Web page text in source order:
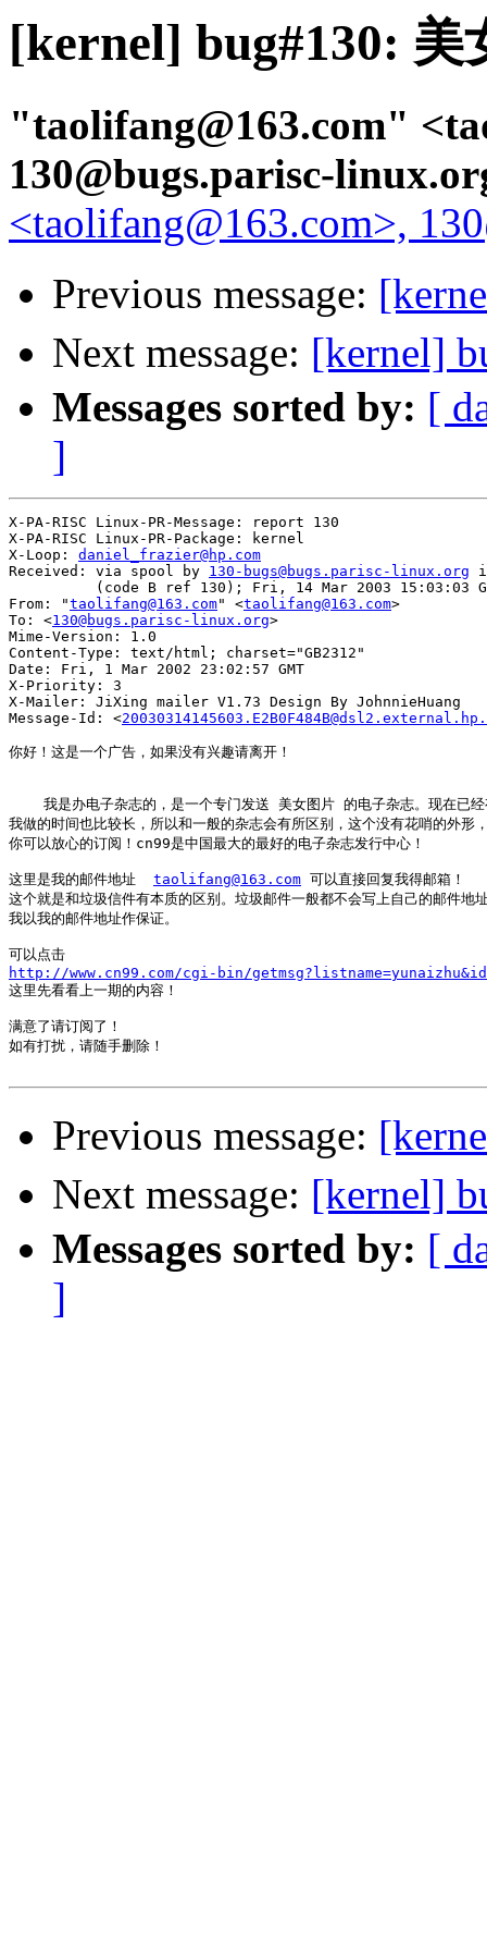
[kernel] bug#130: 美
"taolifang@163.com"
130@bugs.parisc-
<taolifang@163.com>,
Previous message:
Next message: [kernel]
Messages sorted by: [
]
X-PA-RISC Linux-PR-Message: report 130
X-PA-RISC Linux-PR-Package: kernel
X-Loop: daniel_frazier@hp.com
Received: via spool by 130-bugs@bugs.parisc-linux.org
(code B ref 130); Fri, 14 Mar 2003 15:03:03
From: "taolifang@163.com" <taolifang@163.com>
To: <130@bugs.parisc-linux.org>
Mime-Version: 1.0
Content-Type: text/html; charset="GB2312"
Date: Fri, 1 Mar 2002 23:02:57 GMT
X-Priority: 3
X-Mailer: JiXing mailer V1.73 Design By JohnnieHuang
Message-Id: <
你好！这是一个广告，如果没有兴趣请离开！
我是办电子杂志的，是一个专门发送 美女图片 的电子杂志。现在已
我做的时间也比较长，所以和一般的杂志会有所区别，这个没有花哨的外形
你可以放心的订阅！cn99是中国最大的最好的电子杂志发行中心！
这里是我的邮件地址 taolifang@163.com 可以直接回复我得邮箱！
这个就是和垃圾信件有本质的区别。垃圾邮件一般都不会写上自己的邮件地
我以我的邮件地址作保证。
http://www.cn99.com/cgi-bin/
这里先看看上一期的内容！
满意了请订阅了！
如有打扰，请随手删除！
Previous message:
Next message: [kernel]
Messages sorted by: [
]